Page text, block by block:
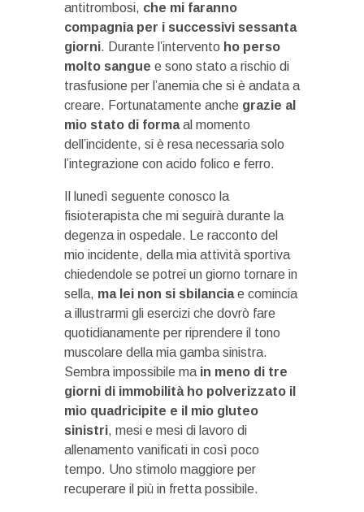
antitrombosi, che mi faranno
compagnia per i successivi sessanta
giorni. Durante l’intervento ho perso
molto sangue e sono stato a rischio di
trasfusione per l’anemia che si è andata a
creare. Fortunatamente anche grazie al
mio stato di formaal momento
dell’incidente, si è resa necessaria solo
l’integrazione con acido folico e ferro.
Il lunedì seguente conosco la
fisioterapista che mi seguirà durante la
degenza in ospedale. Le racconto del
mio incidente, della mia attività sportiva
chiedendole se potrei un giorno tornare in
sella, ma lei non si sbilanciae comincia
a illustrarmi gli esercizi che dovrò fare
quotidianamente per riprendere il tono
muscolare della mia gamba sinistra.
Sembra impossibile ma in meno di tre
giorni di immobilità ho polverizzato il
mio quadricipite e il mio gluteo
sinistri, mesi e mesi di lavoro di
allenamento vanificati in così poco
tempo. Uno stimolo maggiore per
recuperare il più in fretta possibile.